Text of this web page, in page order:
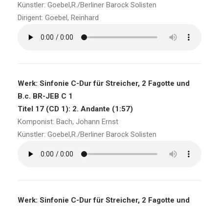
Künstler: Goebel,R./Berliner Barock Solisten
Dirigent: Goebel, Reinhard
Werk: Sinfonie C-Dur für Streicher, 2 Fagotte und
B.c. BR-JEB C 1
Titel 17 (CD 1): 2. Andante (1:57)
Komponist: Bach, Johann Ernst
Künstler: Goebel,R./Berliner Barock Solisten
Werk: Sinfonie C-Dur für Streicher, 2 Fagotte und